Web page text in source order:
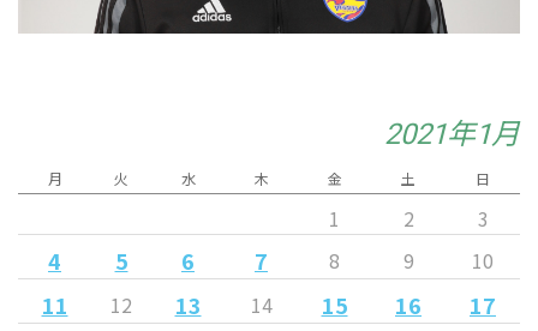
2021年1月
月 火 水 木 金 土 日
1 2 3
4 5 6 7 8 9 10
11 12 13 14 15 16 17